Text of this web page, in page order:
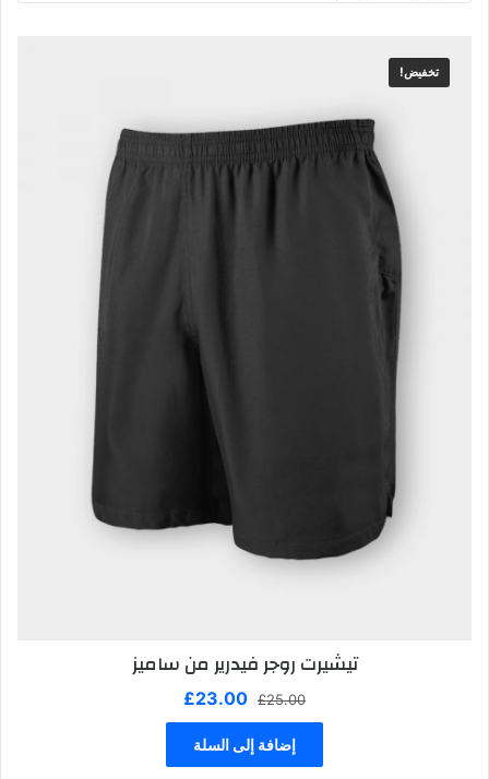
تخفيض!
تيشيرت روجر فيدرير من ساميز
£25.00
السعر
الأصلي
هو:
£25.00.
£23.00
الحالي
£23.00.
إضافة إلى السلة